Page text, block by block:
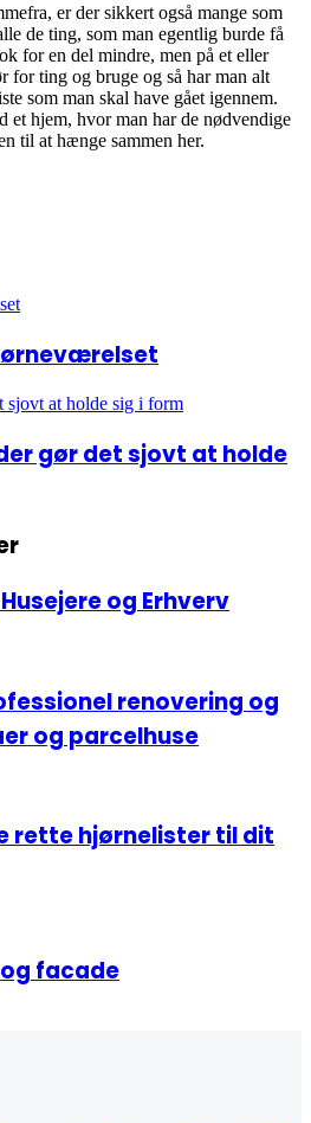
er der sikkert også mange som
de ting, som man egentlig burde få
for en del mindre, men på et eller
for ting og bruge og så har man alt
som man skal have gået igennem.
et hjem, hvor man har de nødvendige
til at hænge sammen her.
sjovt at holde sig i form
gør det sjovt at holde
og Erhverv
renovering og
og parcelhuse
rette hjørnelister til dit
facade